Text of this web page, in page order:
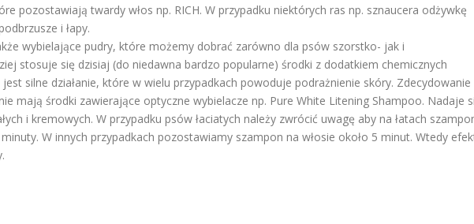
pozostawiają twardy włos np. RICH. W przypadku niektórych ras np. sznaucera odżywkę
i łapy.
wybielające pudry, które możemy dobrać zarówno dla psów szorstko- jak i
stosuje się dzisiaj (do niedawna bardzo popularne) środki z dodatkiem chemicznych
silne działanie, które w wielu przypadkach powoduje podrażnienie skóry. Zdecydowanie
mają środki zawierające optyczne wybielacze np. Pure White Litening Shampoo. Nadaje
i kremowych. W przypadku psów łaciatych należy zwrócić uwagę aby na łatach
W innych przypadkach pozostawiamy szampon na włosie około 5 minut. Wtedy